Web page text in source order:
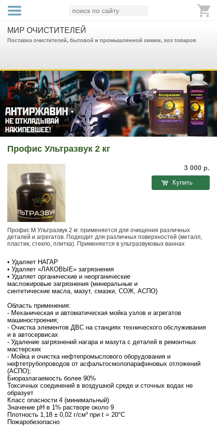
МИР ОЧИСТИТЕЛЕЙ
Поставка очистителей, бытовой и промышленной химии, хоз товаров
Профис Ультразвук 2 кг
3 000 р.
Купить
Профис М Ультразвук 2 кг. применяется для очищения различных
деталей и агрегатов. Подходит для различных поверхностей (металл,
пластик, стекло, плитка). Применяется в ультразвуковых ваннах
• Удаляет НАГАР
• Удаляет «ЛАКОВЫЕ» загрязнения
• Удаляет органические и неорганические
масложировые загрязнения (минеральные и
синтетические масла, мазут, смазки, СОЖ, АСПО)
Область применения:
- Механическая и автоматическая мойка узлов и агрегатов
машиностроения;
- Очистка элементов ДВС на станциях технического обслуживания
и в автосервисах
- Удаление загрязнений нагара и мазута с деталей в ремонтных
мастерских
- Мойка и очистка нефтепромыслового оборудования и
нефтетрубопроводов от асфальтосмолопарафиновых отложений
(АСПО);
Биоразлагаемость более 90%
Токсичных соединений в воздушной среде и сточных водах не
образует
Класс опасности 4 (минимальный)
Значение pH в 1% растворе около 9
Плотность 1,18 ± 0,02 г/см³ при t = 20°C
Пожаробезопасно